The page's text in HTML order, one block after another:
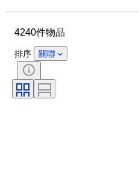
狀態
款式
版
原件/副本
出售者：
4240件物品
排序 關聯